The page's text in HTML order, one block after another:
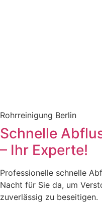
Rohrreinigung Berlin
Schnelle
– Ihr Experte!
Professionelle schnelle
Nacht für Sie da, um
zuverlässig zu beseitigen.